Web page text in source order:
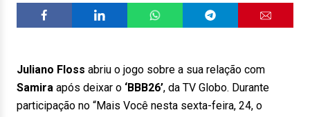
Juliano Floss abriu o jogo sobre a sua relação com
Samira após deixar o ‘BBB26’, da TV Globo. Durante
participação no “Mais Você nesta sexta-feira, 24, o